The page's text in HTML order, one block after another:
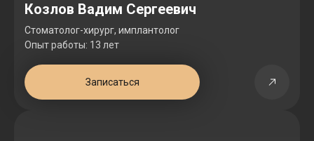
Козлов Вадим Сергеевич
Стоматолог-хирург, имплантолог
Опыт работы: 13 лет
Записаться